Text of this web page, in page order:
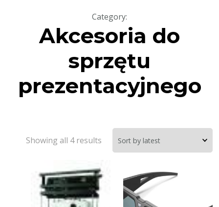
Category:
Akcesoria do
sprzętu
prezentacyjnego
Showing all 4 results